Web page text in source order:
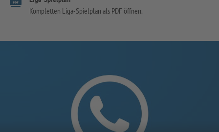
Kompletten Liga-Spielplan als PDF öffnen.